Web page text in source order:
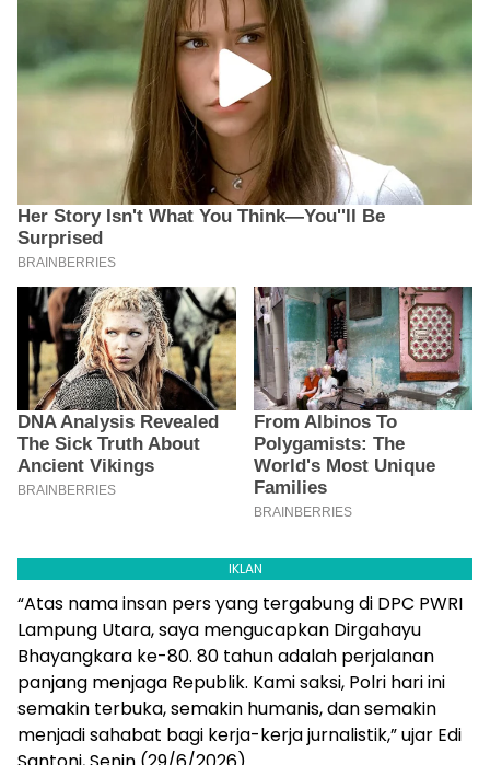
IKLAN
“Atas nama insan pers yang tergabung di DPC PWRI
Lampung Utara, saya mengucapkan Dirgahayu
Bhayangkara ke-80. 80 tahun adalah perjalanan
panjang menjaga Republik. Kami saksi, Polri hari ini
semakin terbuka, semakin humanis, dan semakin
menjadi sahabat bagi kerja-kerja jurnalistik,” ujar Edi